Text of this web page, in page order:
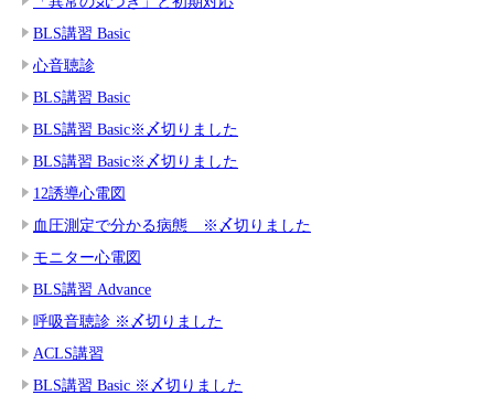
BLS講習 Basic
心音聴診
BLS講習 Basic
BLS講習 Basic※〆切りました
BLS講習 Basic※〆切りました
12誘導心電図
血圧測定で分かる病態 ※〆切りました
モニター心電図
BLS講習 Advance
呼吸音聴診 ※〆切りました
ACLS講習
BLS講習 Basic ※〆切りました